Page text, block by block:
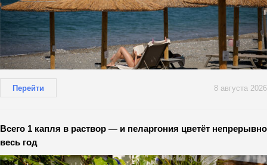
Перейти 8 августа 2026
Всего 1 капля в раствор — и пеларгония цветёт непрерывно
весь год